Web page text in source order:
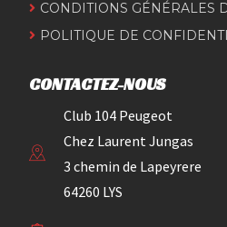
CONDITIONS GÉNÉRALES
POLITIQUE DE
CONTACTEZ-NOUS
Club 104 Peugeot
Chez Laurent Jungas
3 chemin de Lapeyrere
64260 LYS